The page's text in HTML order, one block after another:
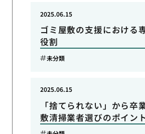
ゴミ屋敷の支援における
役割
2025.06.15
未分類
「捨てられない」から卒
敷清掃業者選びのポイン
2025.06.15